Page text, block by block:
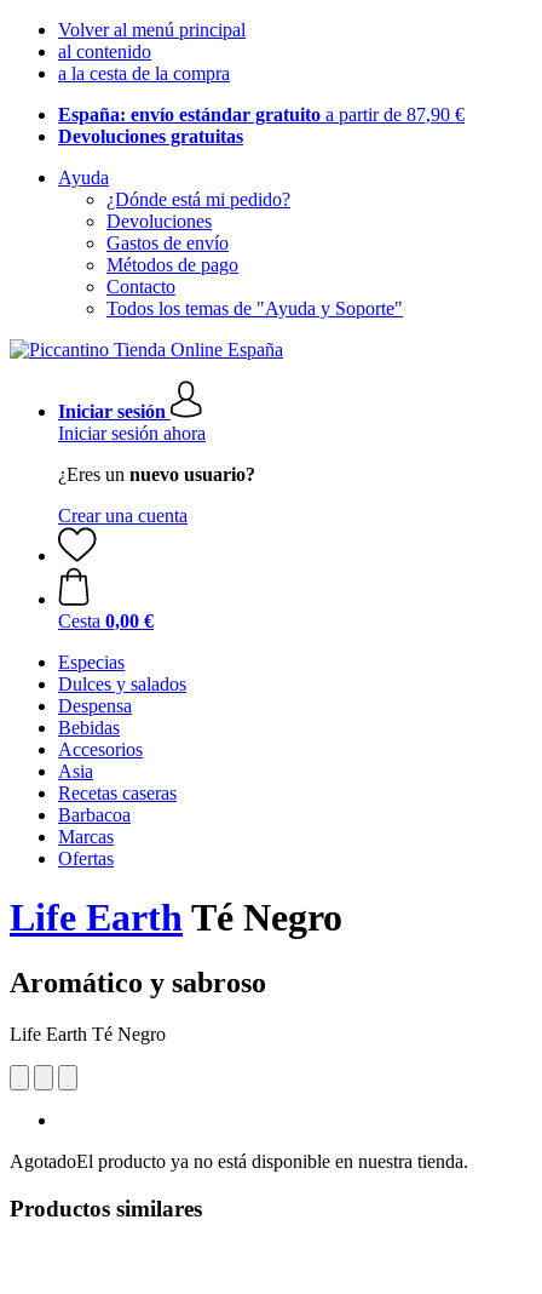
Volver al menú principal
al contenido
a la cesta de la compra
España: envío estándar gratuito a partir de 87,90 €
Devoluciones gratuitas
Ayuda
¿Dónde está mi pedido?
Devoluciones
Gastos de envío
Métodos de pago
Contacto
Todos los temas de "Ayuda y Soporte"
Iniciar sesión
Iniciar sesión ahora
¿Eres un nuevo usuario?
Crear una cuenta
Cesta 0,00 €
Especias
Dulces y salados
Despensa
Bebidas
Accesorios
Asia
Recetas caseras
Barbacoa
Marcas
Ofertas
Life EarthTé Negro
Aromático y sabroso
Life Earth Té Negro
AgotadoEl producto ya no está disponible en nuestra tienda.
Productos similares